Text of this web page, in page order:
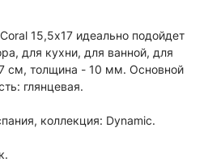
15,5х17 идеально подойдет
для кухни, для ванной, для
см, толщина - 10 мм. Основной
глянцевая.
коллекция: Dynamic.